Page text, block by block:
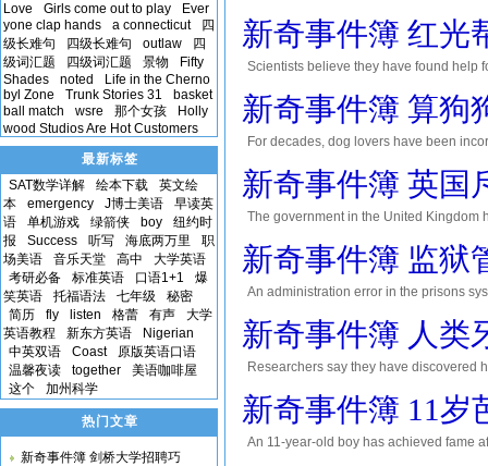
新奇事件簿 红光
Scientists believe they have found help
新奇事件簿 算狗
For decades, dog lovers have been
新奇事件簿 英国
The government in the United Kingdom
新奇事件簿 监狱
An administration error in the prisons
新奇事件簿 人类
Researchers say they have discovered
新奇事件簿 11岁
An 11-year-old boy has achieved fame
Love
Girls come out to play
Ever
yone clap hands
a connecticut
四
级长难句
四级长难句 outlaw
四
级词汇题
四级词汇题 景物
Fifty
Shades
noted
Life in the Cherno
byl Zone
Trunk Stories 31
basket
ball match
wsre 那个女孩
Holly
wood Studios Are Hot Customers
最新标签
SAT数学详解
绘本下载
英文绘
本
emergency J博士美语
早读英
语
单机游戏 绿箭侠 boy
纽约时
报
Success 听写 海底两万里
职
场美语
音乐天堂 高中
大学英语
考研必备
标准英语 口语1+1
爆
笑英语
托福语法 七年级
秘密
简历
fly listen 格蕾 有声
大学
英语教程
新东方英语
Nigerian
中英双语
Coast
原版英语口语
温馨夜读
together
美语咖啡屋
这个
加州科学
热门文章
新奇事件簿 剑桥大学招聘巧